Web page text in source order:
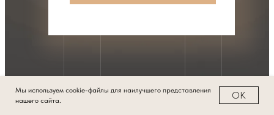
Мы используем cookie-файлы для наилучшего представления
нашего сайта.
ОК